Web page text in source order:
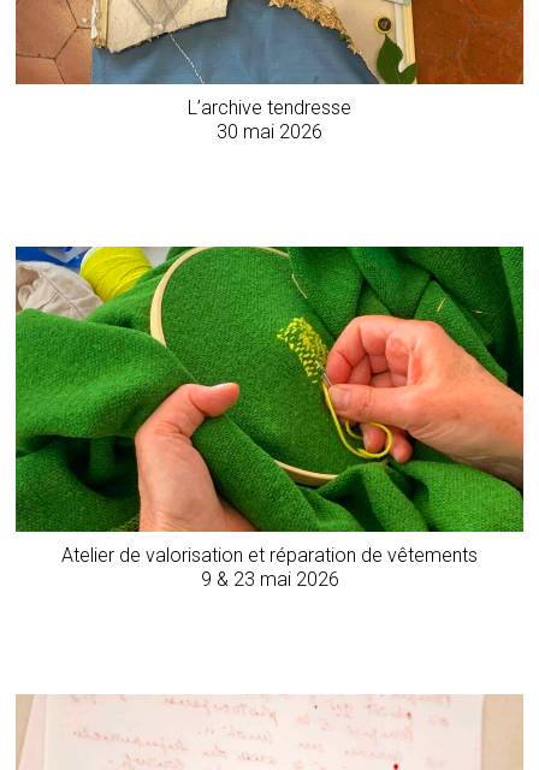
L’archive tendresse
30 mai 2026
Atelier de valorisation et réparation de vêtements
9 & 23 mai 2026